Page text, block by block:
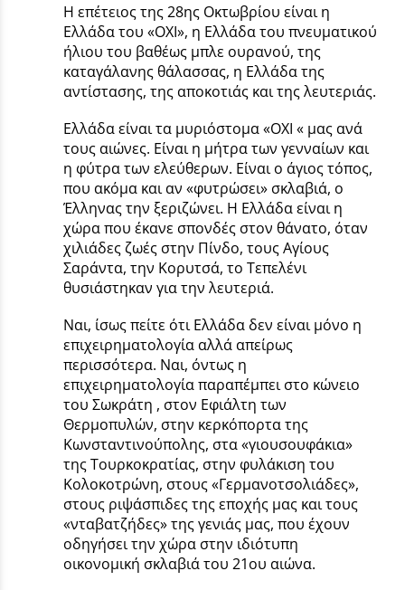
Η επέτειος της 28ης Οκτωβρίου είναι η
Ελλάδα του «ΟΧΙ», η Ελλάδα του πνευματικού
ήλιου του βαθέως μπλε ουρανού, της
καταγάλανης θάλασσας, η Ελλάδα της
αντίστασης, της αποκοτιάς και της λευτεριάς.
Ελλάδα είναι τα μυριόστομα «ΟΧΙ « μας ανά
τους αιώνες. Είναι η μήτρα των γενναίων και
η φύτρα των ελεύθερων. Είναι ο άγιος τόπος,
που ακόμα και αν «φυτρώσει» σκλαβιά, ο
Έλληνας την ξεριζώνει. Η Ελλάδα είναι η
χώρα που έκανε σπονδές στον θάνατο, όταν
χιλιάδες ζωές στην Πίνδο, τους Αγίους
Σαράντα, την Κορυτσά, το Τεπελένι
θυσιάστηκαν για την λευτεριά.
Ναι, ίσως πείτε ότι Ελλάδα δεν είναι μόνο η
επιχειρηματολογία αλλά απείρως
περισσότερα. Ναι, όντως η
επιχειρηματολογία παραπέμπει στο κώνειο
του Σωκράτη , στον Εφιάλτη των
Θερμοπυλών, στην κερκόπορτα της
Κωνσταντινούπολης, στα «γιουσουφάκια»
της Τουρκοκρατίας, στην φυλάκιση του
Κολοκοτρώνη, στους «Γερμανοτσολιάδες»,
στους ριψάσπιδες της εποχής μας και τους
«νταβατζήδες» της γενιάς μας, που έχουν
οδηγήσει την χώρα στην ιδιότυπη
οικονομική σκλαβιά του 21ου αιώνα.